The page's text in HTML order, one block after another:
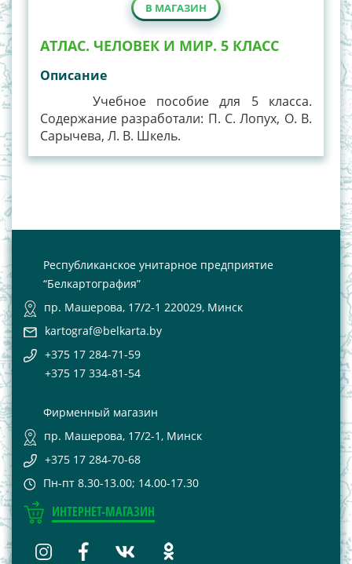
В МАГАЗИН
АТЛАС. ЧЕЛОВЕК И МИР. 5 КЛАСС
Описание
Учебное пособие для 5 класса.
Содержание разработали: П. С. Лопух, О. В.
Сарычева, Л. В. Шкель.
Республиканское унитарное предприятие
“Белкартография”
пр. Машерова, 17/2-1 220029, Минск
kartograf@belkarta.by
+375 17 284-71-59
+375 17 334-81-54
Фирменный магазин
пр. Машерова, 17/2-1, Минск
+375 17 284-70-68
Пн-пт 8.30-13.00; 14.00-17.30
ИНТЕРНЕТ-МАГАЗИН